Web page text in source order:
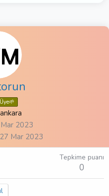
ankara
2023
27 Mar 2023
Tepkime puanı
0